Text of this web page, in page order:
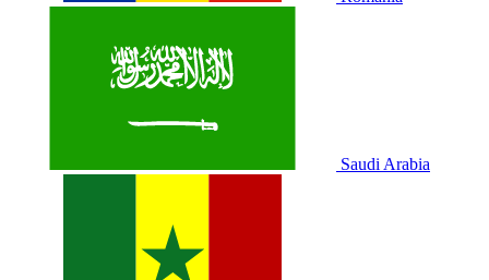
Saudi Arabia